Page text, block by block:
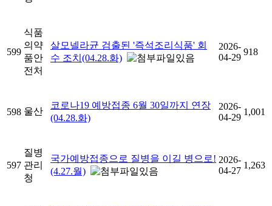
599
식품
의약
품안
전처
살모넬라균 검출된 '즉석조리식품' 회
수 조치(04.28.화)
2026-
04-29
918
598 울산
코로나19 예방접종 6월 30일까지 연장
(04.28.화)
2026-
04-29
1,001
597
질병
관리
청
국가예방접종으로 질병을 이길 병으로!
(4.27.월)
2026-
04-27
1,263